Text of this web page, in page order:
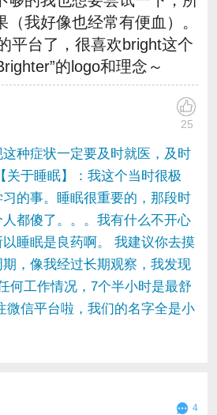
（我好像也经常有便血）。
平台了，很喜欢bright这个
的logo和理念～
25
这种症状一定要及时就医，及时
关于睡眠】：我这个当时很极
的事。睡眠很重要的，那段时
都傻了。。。我有什么不开心
睡眠是良药啊。 我建议你去摸
，像我经过长期观察，我发现
何工作情况，7个半小时是最舒
微信平台啦，我们的名字全是小
4